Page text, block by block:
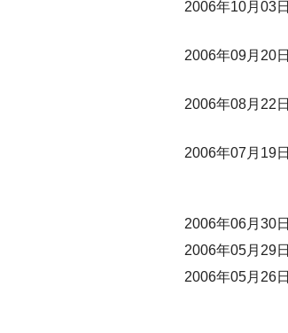
2006年10月03日
2006年09月20日
2006年08月22日
2006年07月19日
2006年06月30日
2006年05月29日
2006年05月26日